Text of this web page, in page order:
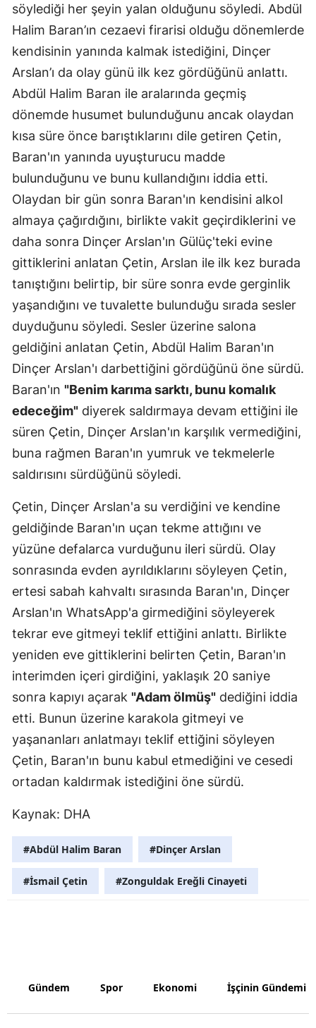
Ardahan
Iğdır
Yalova
Karabük
Osmaniye
Düzce
söylediği her şeyin yalan olduğunu söyledi. Abdül
Halim Baran’ın cezaevi firarisi olduğu dönemlerde
kendisinin yanında kalmak istediğini, Dinçer
Arslan’ı da olay günü ilk kez gördüğünü anlattı.
Abdül Halim Baran ile aralarında geçmiş
dönemde husumet bulunduğunu ancak olaydan
kısa süre önce barıştıklarını dile getiren Çetin,
Baran'ın yanında uyuşturucu madde
bulunduğunu ve bunu kullandığını iddia etti.
Olaydan bir gün sonra Baran'ın kendisini alkol
almaya çağırdığını, birlikte vakit geçirdiklerini ve
daha sonra Dinçer Arslan'ın Gülüç'teki evine
gittiklerini anlatan Çetin, Arslan ile ilk kez burada
tanıştığını belirtip, bir süre sonra evde gerginlik
yaşandığını ve tuvalette bulunduğu sırada sesler
duyduğunu söyledi. Sesler üzerine salona
geldiğini anlatan Çetin, Abdül Halim Baran'ın
Dinçer Arslan'ı darbettiğini gördüğünü öne sürdü.
Baran'ın "Benim karıma sarktı, bunu komalık
edeceğim" diyerek saldırmaya devam ettiğini ile
süren Çetin, Dinçer Arslan'ın karşılık vermediğini,
buna rağmen Baran'ın yumruk ve tekmelerle
saldırısını sürdüğünü söyledi.
Çetin, Dinçer Arslan'a su verdiğini ve kendine
geldiğinde Baran'ın uçan tekme attığını ve
yüzüne defalarca vurduğunu ileri sürdü. Olay
sonrasında evden ayrıldıklarını söyleyen Çetin,
ertesi sabah kahvaltı sırasında Baran'ın, Dinçer
Arslan'ın WhatsApp'a girmediğini söyleyerek
tekrar eve gitmeyi teklif ettiğini anlattı. Birlikte
yeniden eve gittiklerini belirten Çetin, Baran'ın
interimden içeri girdiğini, yaklaşık 20 saniye
sonra kapıyı açarak "Adam ölmüş" dediğini iddia
etti. Bunun üzerine karakola gitmeyi ve
yaşananları anlatmayı teklif ettiğini söyleyen
Çetin, Baran'ın bunu kabul etmediğini ve cesedi
ortadan kaldırmak istediğini öne sürdü.
Kaynak: DHA
#Abdül Halim Baran #Dinçer Arslan
#İsmail Çetin #Zonguldak Ereğli Cinayeti
Gündem Spor Ekonomi İşçinin Gündemi